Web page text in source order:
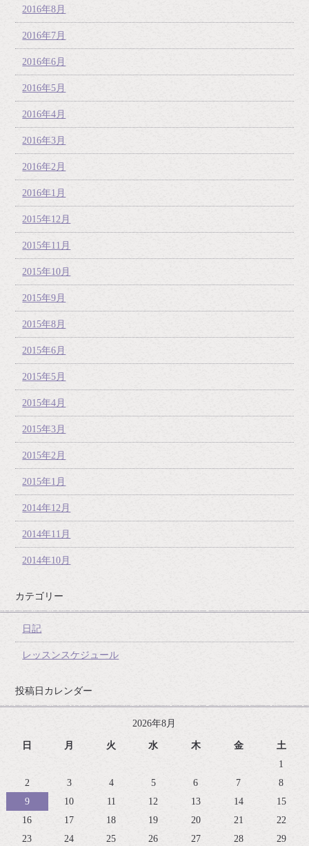
2016年8月
2016年7月
2016年6月
2016年5月
2016年4月
2016年3月
2016年2月
2016年1月
2015年12月
2015年11月
2015年10月
2015年9月
2015年8月
2015年6月
2015年5月
2015年4月
2015年3月
2015年2月
2015年1月
2014年12月
2014年11月
2014年10月
カテゴリー
日記
レッスンスケジュール
投稿日カレンダー
2026年8月
日 月 火 水 木 金
土
1
2
3 4 5 6 7
8
9
10 11 12 13 14
15
16
17 18 19 20 21
22
23
24 25 26 27 28 29